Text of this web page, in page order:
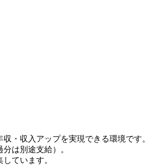
・収入アップを実現できる環境です。
は別途支給）。
ています。